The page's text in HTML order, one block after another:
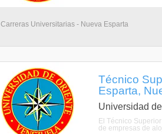
Carreras Universitarias - Nueva Esparta
Técnico
Esparta,
Universidad
El Técnico
de empresas de